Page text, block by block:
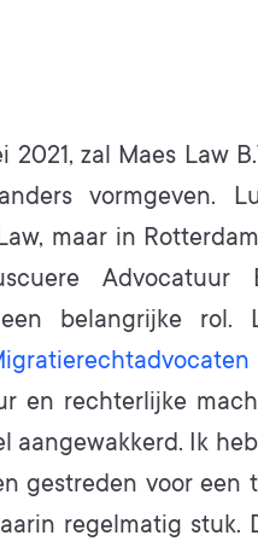
2021, zal Maes Law
vormgeven.
maar in
belangrijke rol.
en rechterlijke
aangewakkerd. Ik
gestreden voor een
regelmatig stuk.